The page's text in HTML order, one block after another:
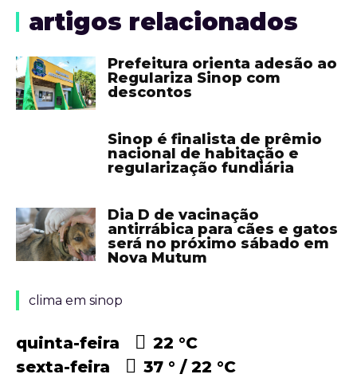
artigos relacionados
Prefeitura orienta adesão ao
Regulariza Sinop com
descontos
Sinop é finalista de prêmio
nacional de habitação e
regularização fundiária
Dia D de vacinação
antirrábica para cães e gatos
será no próximo sábado em
Nova Mutum
clima em sinop
quinta-feira 22 °C
sexta-feira
37 ° 22 °C